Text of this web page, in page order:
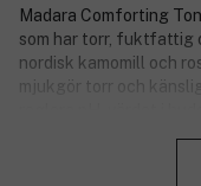
Madara Comforting
som har torr, fuktfattig
nordisk kamomill och
mjukgör torr och
tonern i ansiktet, eller